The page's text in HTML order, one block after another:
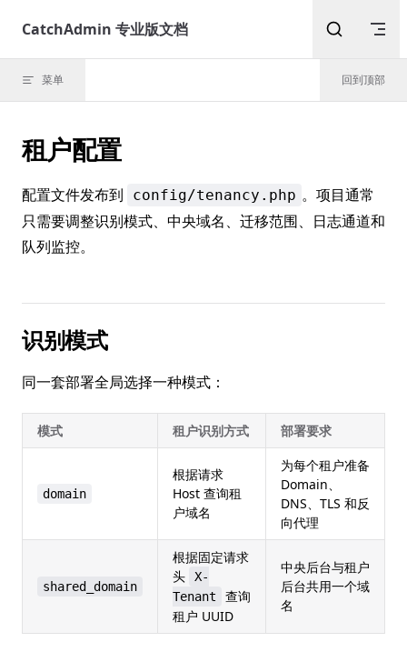
Skip to content
CatchAdmin 专业版文档
菜单 回到顶部
租户配置
配置文件发布到 config/tenancy.php 。项目通常
只需要调整识别模式、中央域名、迁移范围、日志通道和
队列监控。
识别模式
同一套部署全局选择一种模式：
模式 租户识别方式 部署要求
domain
根据请求
Host 查询租
户域名
为每个租户准备
Domain、
DNS、TLS 和反
向代理
shared_domain
根据固定请求
头
X-
Tenant
查询
租户 UUID
中央后台与租户
后台共用一个域
名